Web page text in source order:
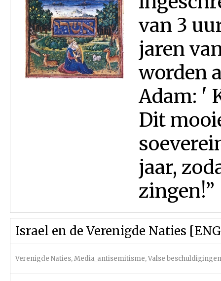
van 3
jaren
worden
Adam: '
Dit
jaar,
zingen!”
Israel en de Verenigde Naties
Verenigde Naties,Media_antisemitisme,Valse beschuldigingen